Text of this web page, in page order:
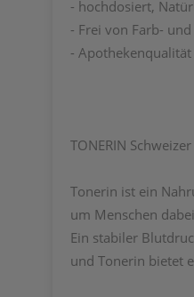
- hochdosiert,
- Frei von Farb-
-
TONERIN
Tonerin ist ein
um Menschen
Ein stabiler
und Tonerin bietet